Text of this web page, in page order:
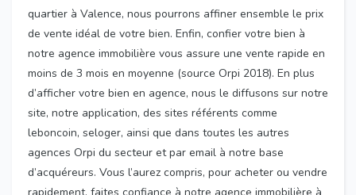
quartier à Valence, nous pourrons affiner ensemble le prix
de vente idéal de votre bien. Enfin, confier votre bien à
notre agence immobilière vous assure une vente rapide en
moins de 3 mois en moyenne (source Orpi 2018). En plus
d’afficher votre bien en agence, nous le diffusons sur notre
site, notre application, des sites référents comme
leboncoin, seloger, ainsi que dans toutes les autres
agences Orpi du secteur et par email à notre base
d’acquéreurs. Vous l’aurez compris, pour acheter ou vendre